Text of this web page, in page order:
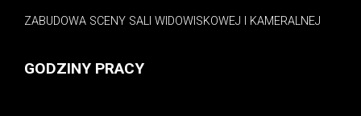
ZABUDOWA SCENY SALI WIDOWISKOWEJ I KAMERALNEJ
GODZINY PRACY